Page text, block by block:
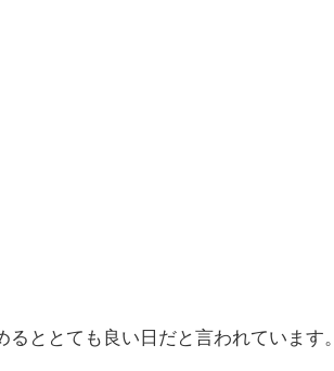
ととても良い日だと言われています。